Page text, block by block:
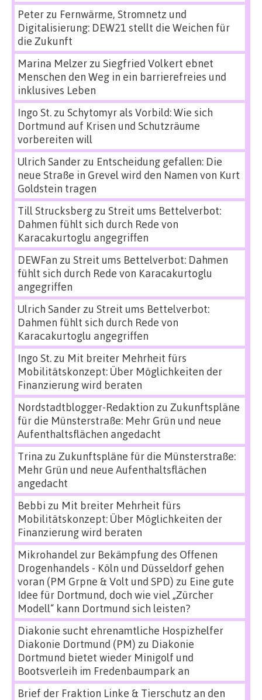
Peterzu Fernwärme, Stromnetz und
Digitalisierung: DEW21 stellt die Weichen für
die Zukunft
Marina Melzerzu Siegfried Volkert ebnet
Menschen den Weg in ein barrierefreies und
inklusives Leben
Ingo St.zu Schytomyr als Vorbild: Wie sich
Dortmund auf Krisen und Schutzräume
vorbereiten will
Ulrich Sanderzu Entscheidung gefallen: Die
neue Straße in Grevel wird den Namen von Kurt
Goldstein tragen
Till Strucksbergzu Streit ums Bettelverbot:
Dahmen fühlt sich durch Rede von
Karacakurtoglu angegriffen
DEWFan zu Streit ums Bettelverbot: Dahmen
fühlt sich durch Rede von Karacakurtoglu
angegriffen
Ulrich Sanderzu Streit ums Bettelverbot:
Dahmen fühlt sich durch Rede von
Karacakurtoglu angegriffen
Ingo St.zu Mit breiter Mehrheit fürs
Mobilitätskonzept: Über Möglichkeiten der
Finanzierung wird beraten
Nordstadtblogger-Redaktion zu Zukunftspläne
für die Münsterstraße: Mehr Grün und neue
Aufenthaltsflächen angedacht
Trina zu Zukunftspläne für die Münsterstraße:
Mehr Grün und neue Aufenthaltsflächen
angedacht
Bebbi zu Mit breiter Mehrheit fürs
Mobilitätskonzept: Über Möglichkeiten der
Finanzierung wird beraten
Mikrohandel zur Bekämpfung des Offenen
Drogenhandels - Köln und Düsseldorf gehen
voran (PM Grpne & Volt und SPD) zu Eine gute
Idee für Dortmund, doch wie viel „Zürcher
Modell“ kann Dortmund sich leisten?
Diakonie sucht ehrenamtliche Hospizhelfer
Diakonie Dortmund (PM) zu Diakonie
Dortmund bietet wieder Minigolf und
Bootsverleih im Fredenbaumpark an
Brief der Fraktion Linke & Tierschutz an den